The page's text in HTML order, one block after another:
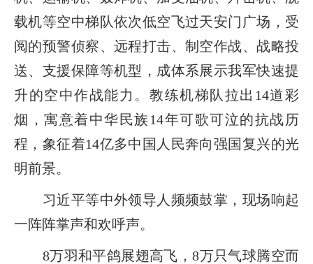
载机等空中梯队依次低空飞过天安门广场，受
阅的预警侦察、远程打击、制空作战、战略投
送、支援保障等机型，成体系展示我军快速提
升的空中作战能力。教练机梯队拉出14道彩
烟，寓意着中华民族14年可歌可泣的抗战历
程，象征着14亿多中国人民奔向强国复兴的光
明前景。
习近平等中外领导人频频鼓掌，现场响起
一阵阵掌声和欢呼声。
8万羽和平鸽展翅高飞，8万只气球腾空而